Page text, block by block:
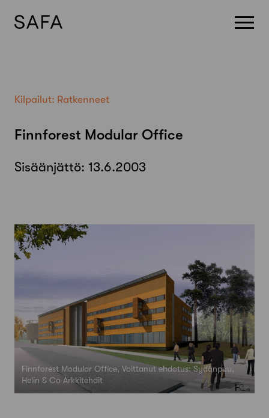
Kilpailut: Ratkenneet
Finnforest Modular Office
Sisäänjättö: 13.6.2003
Finnforest Modular Office, Voittanut ehdotus: Sydänpuu,
Helin & Co Arkkitehdit